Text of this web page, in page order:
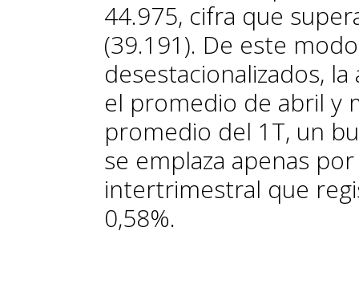
44.975, cifra que
(39.191). De este
desestacionalizados,
el promedio de abril y
promedio del 1T, un
se emplaza apenas
intertrimestral que
0,58%.